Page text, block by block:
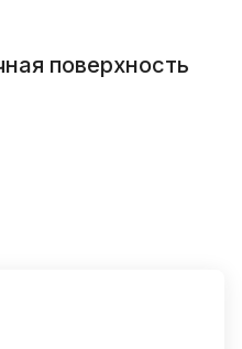
поверхность